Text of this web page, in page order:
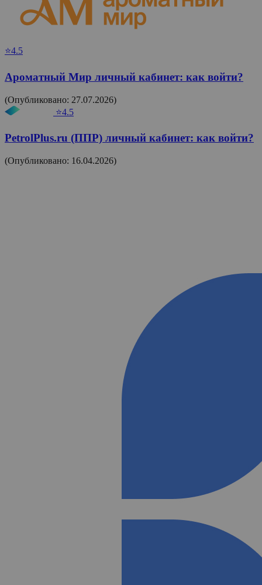
⭐4.5
Ароматный Мир личный кабинет: как войти?
(Опубликовано: 27.07.2026)
⭐4.5
PetrolPlus.ru (ППР) личный кабинет: как войти?
(Опубликовано: 16.04.2026)